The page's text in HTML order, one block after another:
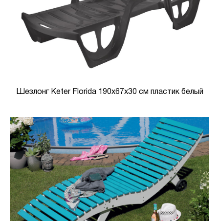
Шезлонг Keter Florida 190х67х30 см пластик белый